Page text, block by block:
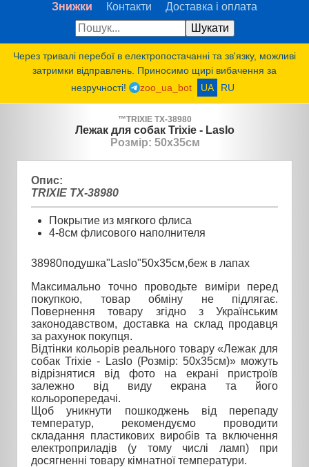
Знижки Контакти Доставка і оплата
Через тривалі перебої в електропостачанні та зв'язку, можливі
затримки відправлень. Приносимо щирі вибачення за
незручності!
zoo_ua_bot UA RU
™TRIXIE TX-38980
Лежак для собак Trixie - Laslo
Розмір: 50х35см
Опис:
TRIXIE TX-38980
Покрытие из мягкого флиса
4-8см флисового наполнителя
38980подушка"Laslo"50х35см,беж в лапах
Максимально точно проводьте виміри перед
покупкою, товар обміну не підлягає.
Повернення товару згідно з Українським
законодавством, доставка на склад продавця
за рахунок покупця.
Відтінки кольорів реального товару «Лежак для
собак Trixie - Laslo (Розмір: 50х35см)» можуть
відрізнятися від фото на екрані пристроїв
залежно від виду екрана та його
кольоропередачі.
Щоб уникнути пошкоджень від перепаду
температур, рекомендуємо проводити
складання пластикових виробів та включення
електроприладів (у тому числі ламп) при
досягненні товару кімнатної температури.